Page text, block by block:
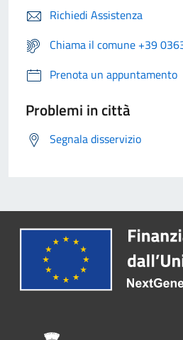
Richiedi Assistenza
Chiama il comune +39
Prenota un appuntamento
Problemi in città
Segnala disservizio